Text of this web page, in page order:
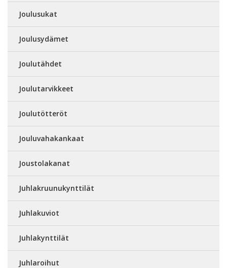
Joulusukat
Joulusydämet
Joulutähdet
Joulutarvikkeet
Joulutötteröt
Jouluvahakankaat
Joustolakanat
Juhlakruunukynttilät
Juhlakuviot
Juhlakynttilät
Juhlaroihut